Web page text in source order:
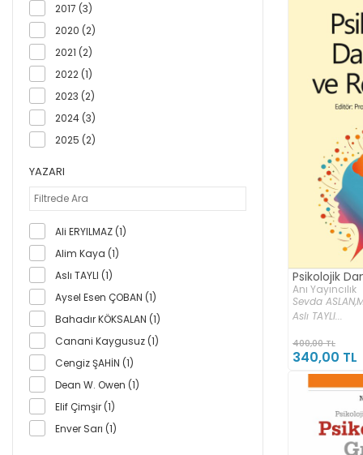
2017 (3)
2020 (2)
2021 (2)
2022 (1)
2023 (2)
2024 (3)
2025 (2)
YAZARI
Ali ERYILMAZ (1)
Alim Kaya (1)
Aslı TAYLI (1)
Aysel Esen ÇOBAN (1)
Bahadır KÖKSALAN (1)
Canani Kaygusuz (1)
Cengiz ŞAHİN (1)
Dean W. Owen (1)
Elif Çimşir (1)
Enver Sarı (1)
Psikolojik
Anı Yayıncılık
Sevda ASLAN,
Aslı TAYLI...
400,00 TL
340,00 TL